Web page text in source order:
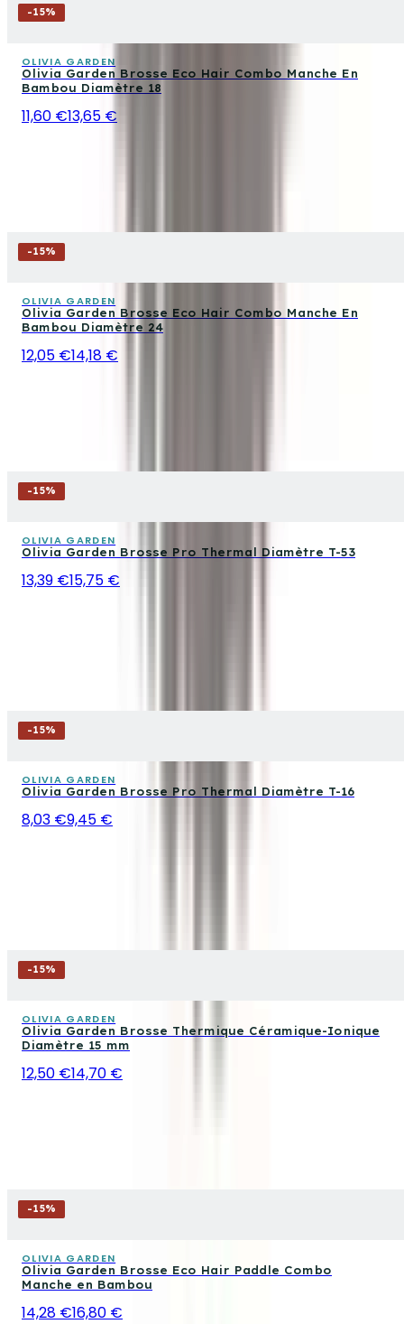
-15%
OLIVIA GARDEN
Olivia Garden Brosse Eco Hair Combo Manche En
Bambou Diamètre 18
11,60 €13,65 €
-15%
OLIVIA GARDEN
Olivia Garden Brosse Eco Hair Combo Manche En
Bambou Diamètre 24
12,05 €14,18 €
-15%
OLIVIA GARDEN
Olivia Garden Brosse Pro Thermal Diamètre T-53
13,39 €15,75 €
-15%
OLIVIA GARDEN
Olivia Garden Brosse Pro Thermal Diamètre T-16
8,03 €9,45 €
-15%
OLIVIA GARDEN
Olivia Garden Brosse Thermique Céramique-Ionique
Diamètre 15 mm
12,50 €14,70 €
-15%
OLIVIA GARDEN
Olivia Garden Brosse Eco Hair Paddle Combo
Manche en Bambou
14,28 €16,80 €